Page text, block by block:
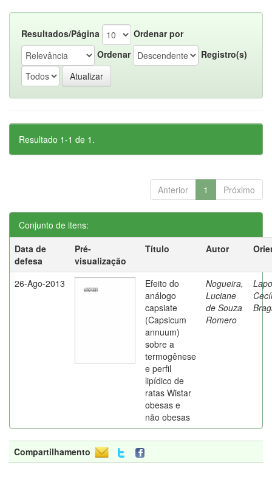
Resultados/Página
Ordenar por
Ordenar
Registro(s)
Resultado 1-1 de 1.
Anterior 1 Próximo
Conjunto de itens:
Data de
defesa
Pré-
visualização
Título Autor
26-Ago-2013
Efeito do
análogo
capsiate
(Capsicum
annuum)
sobre a
termogênese
e perfil
lipídico de
ratas Wistar
obesas e
não obesas
Nogueira,
Luciane
de Souza
Romero
Compartilhamento